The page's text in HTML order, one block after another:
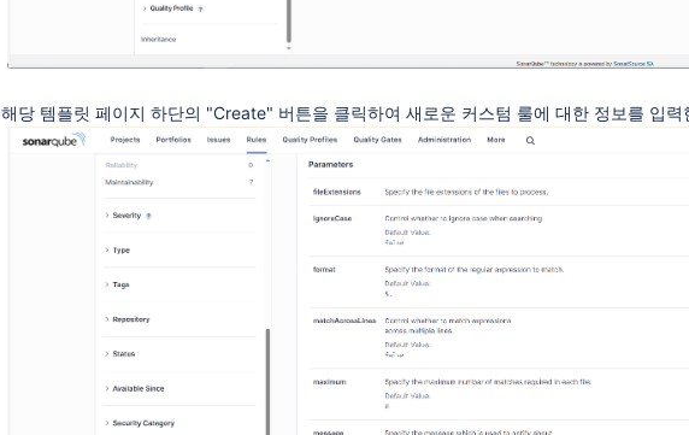
해당 템플릿 페이지 하단의 "Create" 버튼을 클릭하여 새로운 커스텀 룰에 대한 정보를 입력